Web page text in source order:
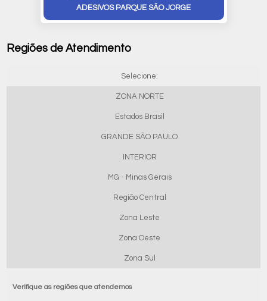
ADESIVOS PARQUE SÃO JORGE
Regiões de Atendimento
Selecione:
ZONA NORTE
Estados Brasil
GRANDE SÃO PAULO
INTERIOR
MG - Minas Gerais
Região Central
Zona Leste
Zona Oeste
Zona Sul
Verifique as regiões que atendemos